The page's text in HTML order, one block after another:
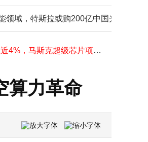
，特斯拉或购200亿中国光伏设备助力
通威太阳能眉山公司：从“灯塔工厂”到CMMM四级，智能制造再攀高峰
雷军直播揭晓小米SU7新成绩：锁单破3万，备产提速回应交付期待
小米REDMI子系新机测试万毫安电池，100W快充与2亿像素成焦点
华为新品发布：畅享90 Pro Max千元起，Mate 80 Pro Max风驰版性能拉满
算力革命